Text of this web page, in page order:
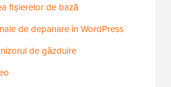
fișierelor de bază
de depanare în WordPress
de găzduire